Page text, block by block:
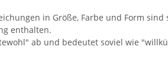
in Größe, Farbe und Form
enthalten.
ab und bedeutet soviel wie